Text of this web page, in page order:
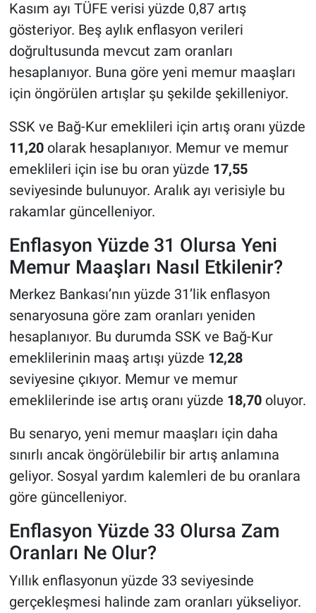
Kasım ayı TÜFE verisi yüzde 0,87 artış
gösteriyor. Beş aylık enflasyon verileri
doğrultusunda mevcut zam oranları
hesaplanıyor. Buna göre yeni memur maaşları
için öngörülen artışlar şu şekilde şekilleniyor.
SSK ve Bağ-Kur emeklileri için artış oranı yüzde
11,20olarak hesaplanıyor. Memur ve memur
emeklileri için ise bu oran yüzde 17,55
seviyesinde bulunuyor. Aralık ayı verisiyle bu
rakamlar güncelleniyor.
Enflasyon Yüzde 31 Olursa Yeni
Memur Maaşları Nasıl Etkilenir?
Merkez Bankası’nın yüzde 31’lik enflasyon
senaryosuna göre zam oranları yeniden
hesaplanıyor. Bu durumda SSK ve Bağ-Kur
emeklilerinin maaş artışı yüzde 12,28
seviyesine çıkıyor. Memur ve memur
emeklilerinde ise artış oranı yüzde 18,70oluyor.
Bu senaryo, yeni memur maaşları için daha
sınırlı ancak öngörülebilir bir artış anlamına
geliyor. Sosyal yardım kalemleri de bu oranlara
göre güncelleniyor.
Enflasyon Yüzde 33 Olursa Zam
Oranları Ne Olur?
Yıllık enflasyonun yüzde 33 seviyesinde
gerçekleşmesi halinde zam oranları yükseliyor.